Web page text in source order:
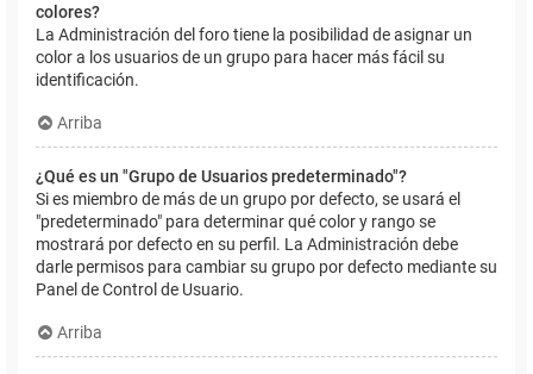
colores?
La Administración del foro tiene la posibilidad de asignar un
color a los usuarios de un grupo para hacer más fácil su
identificación.
Arriba
¿Qué es un "Grupo de Usuarios predeterminado"?
Si es miembro de más de un grupo por defecto, se usará el
"predeterminado" para determinar qué color y rango se
mostrará por defecto en su perfil. La Administración debe
darle permisos para cambiar su grupo por defecto mediante su
Panel de Control de Usuario.
Arriba